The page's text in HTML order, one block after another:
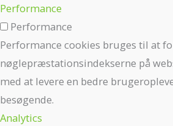
Performance
Performance
Performance cookies bruges til at
nøglepræstationsindekserne på
med at levere en bedre
besøgende.
Analytics